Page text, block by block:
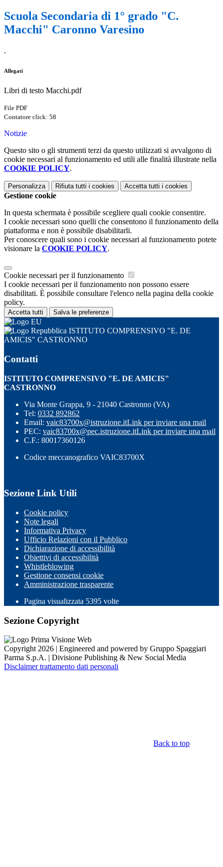
Scuola Secondaria di 1° grado "C.
Macchi" Caronno Varesino
.
Allegati
Libri di testo Macchi.pdf
File PDF
Contatore click: 58
Notizie
Questo sito o gli strumenti terzi da questo utilizzati si avvalgono di
cookie necessari al funzionamento ed utili alle finalità illustrate nella
COOKIE POLICY.
Personalizza Rifiuta tutti i cookies Accetta tutti i cookies
Gestione cookie
In questa schermata è possibile scegliere quali cookie consentire.
I cookie necessari sono quelli che consentono il funzionamento della
piattaforma e non è possibile disabilitarli.
Per conoscere quali sono i cookie necessari al funzionamento potete
visionare la COOKIE POLICY.
Cookie necessari per il funzionamento
I cookie necessari per il funzionamento non possono essere
disabilitati. È possibile consultare l'elenco nella pagina della cookie
policy.
Accetta tutti Salva le preferenze
ISTITUTO COMPRENSIVO "E. DE
AMICIS" CASTRONNO
Contatti
ISTITUTO COMPRENSIVO "E. DE AMICIS"
CASTRONNO
Via Monte Grappa, 9 - 21040 Castronno (VA)
Tel: 0332 892862
Email: vaic83700x@istruzione.itLink per inviare una mail
PEC: vaic83700x@pec.istruzione.itLink per inviare una mail
C.F.: 80017360126
Codice meccanografico VAIC83700X
Sezione Link Utili
Cookie policy
Note legali
Informativa Privacy
Ufficio Relazioni con il Pubblico
Dichiarazione di accessibilità
Obiettivi di accessibilità
Whistleblowing
Gestione consensi cookie
Amministrazione trasparente
Pagina visualizzata 5395 volte
Sezione Copyright
Copyright 2026 | Engineered and powered by Gruppo Spaggiari
Parma S.p.A. | Divisione Publishing & New Social Media
Disclaimer trattamento dati personali
Back to top